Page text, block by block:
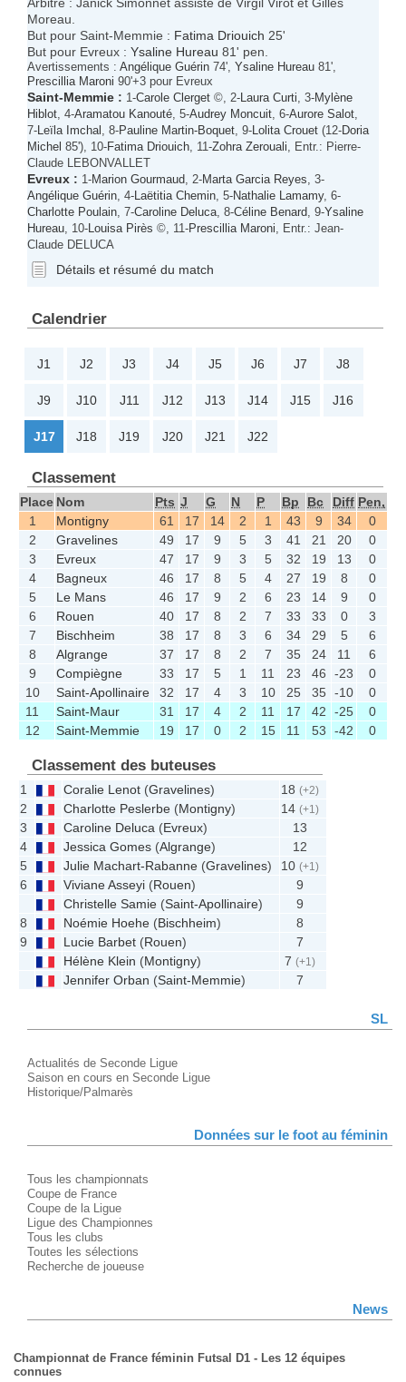
Moreau.
But pour Saint-Memmie : Fatima Driouich 25'
But pour Evreux : Ysaline Hureau 81' pen.
Avertissements : Angélique Guérin 74', Ysaline Hureau 81',
Prescillia Maroni 90'+3 pour Evreux
Saint-Memmie : 1-Carole Clerget ©, 2- Laura Curti , 3-Mylène
Hiblot , 4-Aramatou Kanouté , 5-Audrey Moncuit , 6-Aurore Salot
7- Leïla Imchal , 8-Pauline Martin-Boquet , 9- Lolita Crouet (12-Doria
Michel 85'), 10-Fatima Driouich , 11-Zohra Zerouali , Entr.: Pierre-
Claude LEBONVALLET
Evreux : 1-Marion Gourmaud , 2-Marta Garcia Reyes , 3-
Angélique Guérin , 4- Laëtitia Chemin , 5-Nathalie Lamamy, 6-
Charlotte Poulain , 7-Caroline Deluca , 8-Céline Benard , 9-Ysaline
Hureau , 10- Louisa Pirès ©, 11-Prescillia Maroni , Entr.: Jean-
Claude DELUCA
Détails et résumé du match
Calendrier
J1 J2 J3 J4 J5 J6 J7 J8
J9 J10 J11 J12 J13 J14 J15 J16
J17 J18 J19 J20 J21 J22
Classement
Place Nom Pts J G N P Bp Bc Diff Pen,
1
Montigny 61 17 14 2 1 43 9 34
0
2
Gravelines 49 17 9 5 3 41 21 20
0
3
Evreux 47 17 9 3 5 32 19 13
0
4
Bagneux 46 17 8 5 4 27 19 8
0
5
Le Mans 46 17 9 2 6 23 14 9
0
6
Rouen 40 17 8 2 7 33 33 0
3
7
Bischheim 38 17 8 3 6 34 29 5
6
8
Algrange 37 17 8 2 7 35 24 11
6
9
Compiègne 33 17 5 1 11 23 46 -23
0
10
Saint-Apollinaire 32 17 4 3 10 25 35 -10
0
11
Saint-Maur 31 17 4 2 11 17 42 -25
0
12
Saint-Memmie 19 17 0 2 15 11 53 -42 0
Classement des buteuses
1 Coralie Lenot (Gravelines) 18(+2)
2 Charlotte Peslerbe (Montigny) 14(+1)
3 Caroline Deluca (Evreux)
13
4
Jessica Gomes (Algrange)
12
5
Julie Machart-Rabanne (Gravelines) 10(+1)
6 Viviane Asseyi (Rouen)
9
Christelle Samie (Saint-Apollinaire)
9
8
Noémie Hoehe (Bischheim)
8
9
Lucie Barbet (Rouen)
7
Hélène Klein (Montigny) 7(+1)
Jennifer Orban (Saint-Memmie) 7
SL
Actualités de Seconde Ligue
Saison en cours en Seconde Ligue
Historique/Palmarès
Données sur le foot au féminin
Tous les championnats
Coupe de France
Coupe de la Ligue
Ligue des Championnes
Tous les clubs
Toutes les sélections
Recherche de joueuse
News
Championnat de France féminin Futsal D1 - Les 12 équipes
connues